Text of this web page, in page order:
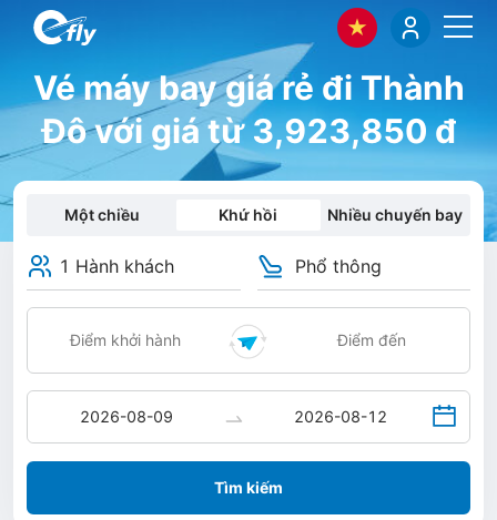
Vé máy bay giá rẻ đi Thành
Đô với giá từ 3,923,850 đ
Một chiều Khứ hồi Nhiều chuyến bay
1 Hành khách Phổ thông
Tìm kiếm